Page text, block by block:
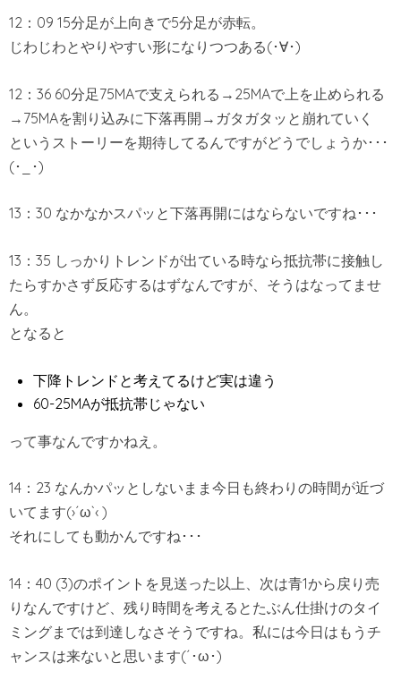
12：09 15分足が上向きで5分足が赤転。
じわじわとやりやすい形になりつつある(･∀･)
12：36 60分足75MAで支えられる→25MAで上を止められる
→75MAを割り込みに下落再開→ガタガタッと崩れていく
というストーリーを期待してるんですがどうでしょうか･･･
(･_･)
13：30 なかなかスパッと下落再開にはならないですね･･･
13：35 しっかりトレンドが出ている時なら抵抗帯に接触し
たらすかさず反応するはずなんですが、そうはなってませ
ん。
となると
下降トレンドと考えてるけど実は違う
60-25MAが抵抗帯じゃない
って事なんですかねえ。
14：23 なんかパッとしないまま今日も終わりの時間が近づ
いてます(›´ω`‹ )
それにしても動かんですね･･･
14：40 (3)のポイントを見送った以上、次は青1から戻り売
りなんですけど、残り時間を考えるとたぶん仕掛けのタイ
ミングまでは到達しなさそうですね。私には今日はもうチ
ャンスは来ないと思います(´･ω･)